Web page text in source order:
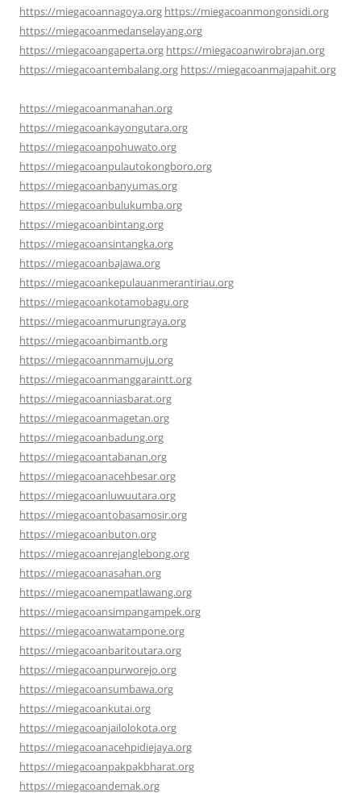
https://miegacoannagoya.org https://miegacoanmongonsidi.org
https://miegacoanmedanselayang.org
https://miegacoangaperta.org https://miegacoanwirobrajan.org
https://miegacoantembalang.org https://miegacoanmajapahit.org
https://miegacoanmanahan.org
https://miegacoankayongutara.org
https://miegacoanpohuwato.org
https://miegacoanpulautokongboro.org
https://miegacoanbanyumas.org
https://miegacoanbulukumba.org
https://miegacoanbintang.org
https://miegacoansintangka.org
https://miegacoanbajawa.org
https://miegacoankepulauanmerantiriau.org
https://miegacoankotamobagu.org
https://miegacoanmurungraya.org
https://miegacoanbimantb.org
https://miegacoannmamuju.org
https://miegacoanmanggaraintt.org
https://miegacoanniasbarat.org
https://miegacoanmagetan.org
https://miegacoanbadung.org
https://miegacoantabanan.org
https://miegacoanacehbesar.org
https://miegacoanluwuutara.org
https://miegacoantobasamosir.org
https://miegacoanbuton.org
https://miegacoanrejanglebong.org
https://miegacoanasahan.org
https://miegacoanempatlawang.org
https://miegacoansimpangampek.org
https://miegacoanwatampone.org
https://miegacoanbaritoutara.org
https://miegacoanpurworejo.org
https://miegacoansumbawa.org
https://miegacoankutai.org
https://miegacoanjailolokota.org
https://miegacoanacehpidiejaya.org
https://miegacoanpakpakbharat.org
https://miegacoandemak.org